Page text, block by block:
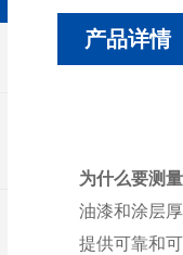
产品详情
为什么要测
油漆和涂层
提供可靠和